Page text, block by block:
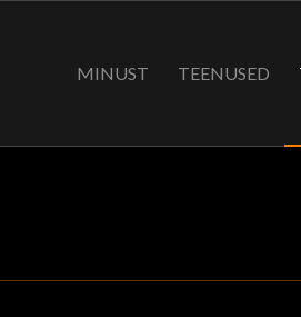
MINUST TEENUSED